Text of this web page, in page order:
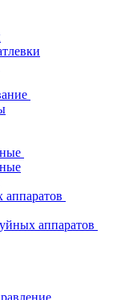
аппаратов
аппаратов